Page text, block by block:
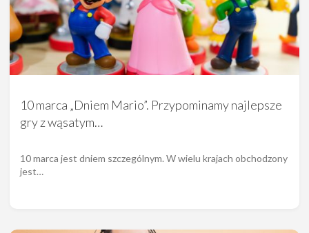
10 marca „Dniem Mario”. Przypominamy najlepsze
gry z wąsatym…
10 marca jest dniem szczególnym. W wielu krajach obchodzony
jest…